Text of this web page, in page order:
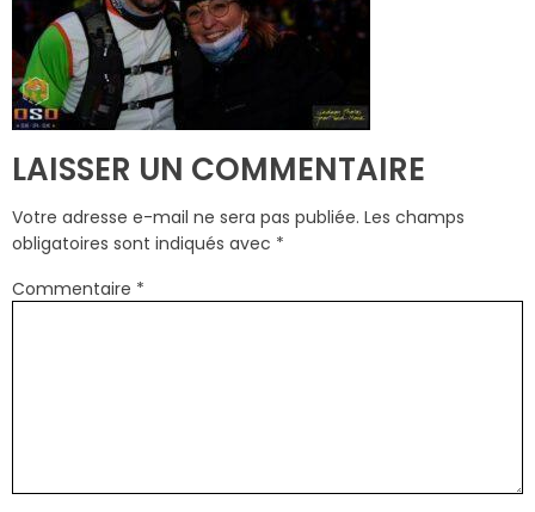
LAISSER UN COMMENTAIRE
Votre adresse e-mail ne sera pas publiée. Les champs
obligatoires sont indiqués avec *
Commentaire *